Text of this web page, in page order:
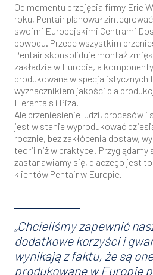
Od momentu przejęcia firmy Erie
roku, Pentair planował
swoimi Europejskimi Centrami
powodu. Przede wszystkim
Pentair skonsoliduje montaż
zakładzie w Europie, a
produkowane w specjalistycznych
wyznacznikiem jakości dla
Herentals i Piza.
Ale przeniesienie ludzi, procesów
jest w stanie wyprodukować
rocznie, bez zakłócenia dostaw,
teorii niż w praktyce! Przyglądamy
zastanawiamy się, dlaczego jest
klientów Pentair w Europie.
„Chcieliśmy zapewnić
dodatkowe korzyści i
wynikają z faktu, że są
produkowane w Europie